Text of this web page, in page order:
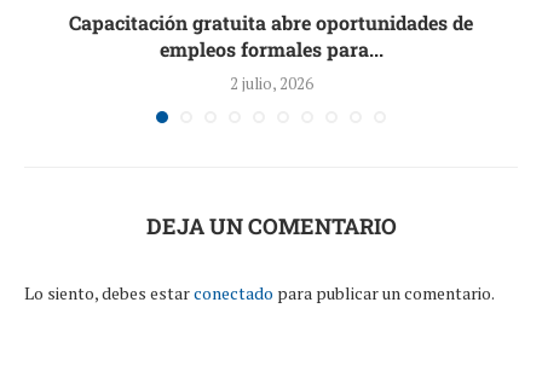
Capacitación gratuita abre oportunidades de
empleos formales para...
2 julio, 2026
DEJA UN COMENTARIO
Lo siento, debes estarconectado para publicar un comentario.